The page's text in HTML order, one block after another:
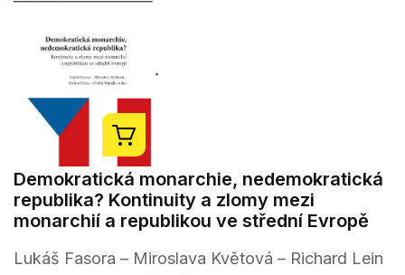
Demokratická monarchie, nedemokratická
republika? Kontinuity a zlomy mezi
monarchií a republikou ve střední Evropě
Lukáš Fasora – Miroslava Květová – Richard Lein